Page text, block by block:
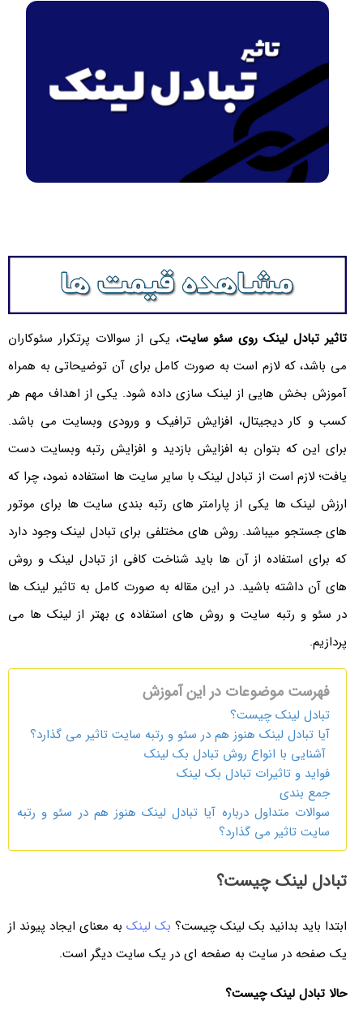
تاثیر تبادل لینک روی سئو سایت، یکی از سوالات پرتکرار سئوکاران
می باشد، که لازم است به صورت کامل برای آن توضیحاتی به همراه
آموزش بخش هایی از لینک سازی داده شود. یکی از اهداف مهم هر
کسب و کار دیجیتال، افزایش ترافیک و ورودی وبسایت می باشد.
برای این که بتوان به افزایش بازدید و افزایش رتبه وبسایت دست
یافت؛ لازم است از تبادل لینک با سایر سایت ها استفاده نمود، چرا که
ارزش لینک ها یکی از پارامتر های رتبه بندی سایت ها برای موتور
های جستجو میباشد. روش های مختلفی برای تبادل لینک وجود دارد
که برای استفاده از آن ها باید شناخت کافی از تبادل لینک و روش
های آن داشته باشید. در این مقاله به صورت کامل به تاثیر لینک ها
در سئو و رتبه سایت و روش های استفاده ی بهتر از لینک ها می
پردازیم.
فهرست موضوعات در این آموزش
تبادل لینک چیست؟
آیا تبادل لینک هنوز هم در سئو و رتبه سایت تاثیر می گذارد؟
آشنایی با انواع روش تبادل بک لینک
فواید و تاثیرات تبادل بک لینک
جمع بندی
سوالات متداول درباره آیا تبادل لینک هنوز هم در سئو و رتبه
سایت تاثیر می گذارد؟
تبادل لینک چیست؟
ابتدا باید بدانید بک لینک چیست؟بک لینکبه معنای ایجاد پیوند از
یک صفحه در سایت به صفحه ای در یک سایت دیگر است.
حالا تبادل لینک چیست؟